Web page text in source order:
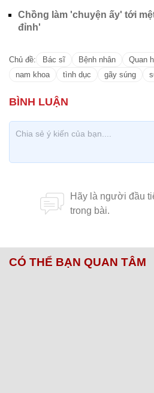
Chồng làm 'chuyện ấy' tới
đỉnh'
Chủ đề: Bác sĩ Bệnh nhân Quan
nam khoa
tình dục gãy súng
CÓ THỂ BẠN QUAN TÂM